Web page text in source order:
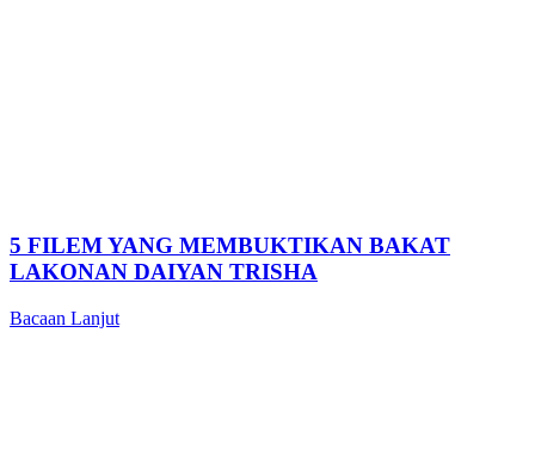
5 FILEM YANG MEMBUKTIKAN BAKAT
LAKONAN DAIYAN TRISHA
Bacaan Lanjut